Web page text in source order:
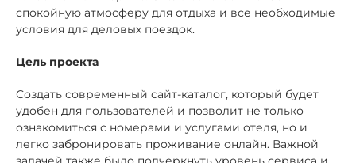
спокойную атмосферу для отдыха и все необходимые
условия для деловых поездок.
Цель проекта
Создать современный сайт-каталог, который будет
удобен для пользователей и позволит не только
ознакомиться с номерами и услугами отеля, но и
легко забронировать проживание онлайн. Важной